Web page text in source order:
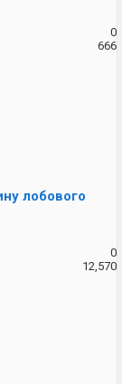
0
666
лобового
0
12,570